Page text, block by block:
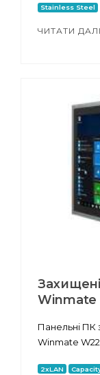
Stainless Steel
ЧИТАТИ
Winmate
Панельні ПК
Winmate
2xLAN